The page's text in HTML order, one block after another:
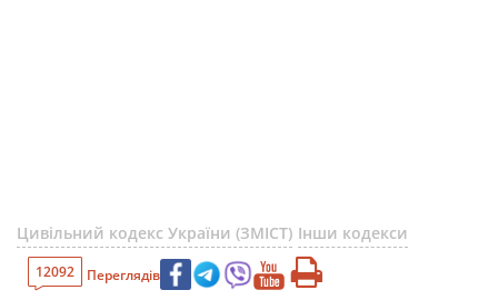
Цивільний кодекс України (ЗМІСТ) Інши кодекси
12092 Переглядів